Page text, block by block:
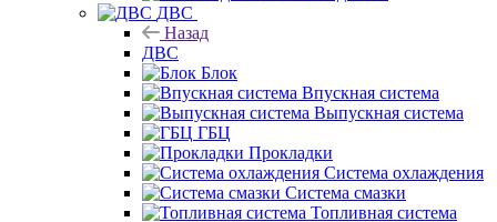
ДВС
Назад
ДВС
Блок
Впускная система
Выпускная система
ГБЦ
Прокладки
Система охлаждения
Система смазки
Топливная система